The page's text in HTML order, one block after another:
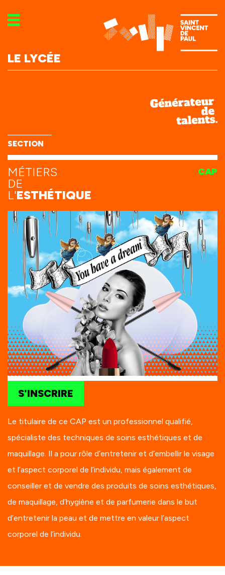
LE LYCÉE
SECTION
MÉTIERS
DE
L'ESTHÉTIQUE
CAP
S'INSCRIRE
Le titulaire de ce CAP est un professionnel qualifié,
spécialiste des techniques de soins esthétiques et de
maquillage. Il a pour rôle d’entretenir et d’embellir le visage
et l’aspect corporel de l’individu, mais également de
conseiller et de vendre des produits de soins esthétiques,
de maquillage, d’hygiène et de parfumerie dans le but
d’entretenir la peau et de mettre en valeur l’aspect
corporel de l’individu.